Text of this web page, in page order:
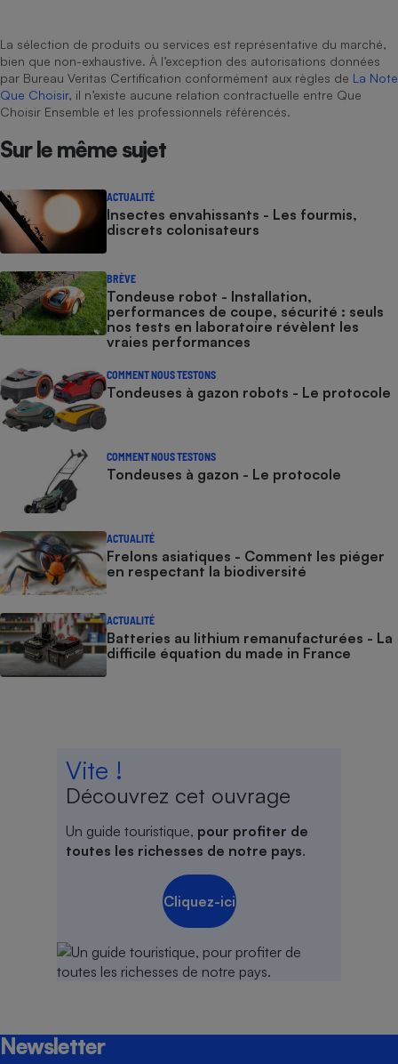
La sélection de produits ou services est représentative du marché,
bien que non-exhaustive. À l’exception des autorisations données
par Bureau Veritas Certification conformément aux règles de La Note
Que Choisir, il n’existe aucune relation contractuelle entre Que
Choisir Ensemble et les professionnels référencés.
Sur le même sujet
ACTUALITÉ
Insectes envahissants - Les fourmis,
discrets colonisateurs
BRÈVE
Tondeuse robot - Installation,
performances de coupe, sécurité : seuls
nos tests en laboratoire révèlent les
vraies performances
COMMENT NOUS TESTONS
Tondeuses à gazon robots - Le protocole
COMMENT NOUS TESTONS
Tondeuses à gazon - Le protocole
ACTUALITÉ
Frelons asiatiques - Comment les piéger
en respectant la biodiversité
ACTUALITÉ
Batteries au lithium remanufacturées - La
difficile équation du made in France
Vite !
Découvrez cet ouvrage
Un guide touristique, pour profiter de
toutes les richesses de notre pays.
Cliquez-ici
Newsletter